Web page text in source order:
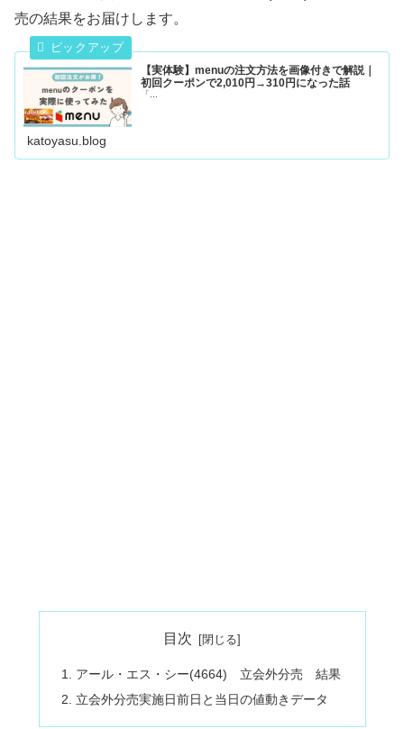
売の結果をお届けします。
【実体験】menuの注文方法を画像付きで解説｜
初回クーポンで2,010円→310円になった話
「...
katoyasu.blog
目次
アール・エス・シー(4664) 立会外分売 結果
立会外分売実施日前日と当日の値動きデータ